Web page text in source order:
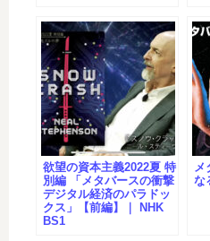
欲望の資本主義2022夏 特
別編 「メタバースの衝撃
デジタル経済のパラドッ
クス」【前編】｜ NHK
BS1
メ
な